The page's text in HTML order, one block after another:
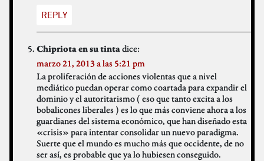
REPLY
Chipriota en su tintadice:
marzo 21, 2013 a las 5:21 pm
La proliferación de acciones violentas que a nivel
mediático puedan operar como coartada para expandir el
dominio y el autoritarismo ( eso que tanto excita a los
bobalicones liberales ) es lo que más conviene ahora a los
guardianes del sistema económico, que han diseñado esta
«crisis» para intentar consolidar un nuevo paradigma.
Suerte que el mundo es mucho más que occidente, de no
ser así, es probable que ya lo hubiesen conseguido.